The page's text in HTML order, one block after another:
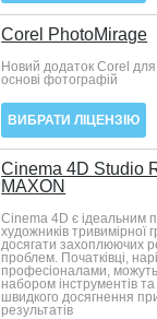
Corel PhotoMirage
Новий додаток Corel для
основі фотографій
ВИБРАТИ ЛІЦЕНЗІЮ
Cinema 4D Studio
MAXON
Cinema 4D є ідеальним
художників тривимірної
досягати захоплюючих
проблем. Початківці,
професіоналами,
набором інструментів
швидкого досягнення
результатів